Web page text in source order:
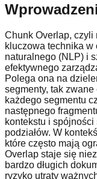
Chunk Overlap, czyli
kluczowa technika
naturalnego (NLP) i
efektywnego
Polega ona na
segmenty, tak
każdego segmentu
następnego
kontekstu i
podziałów. W
które często mają
Overlap staje się
bardzo długich
ryzyko utraty